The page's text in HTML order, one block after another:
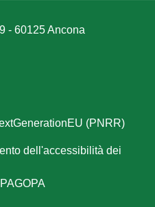
- 60125 Ancona
(PNRR)
dell'accessibilità dei